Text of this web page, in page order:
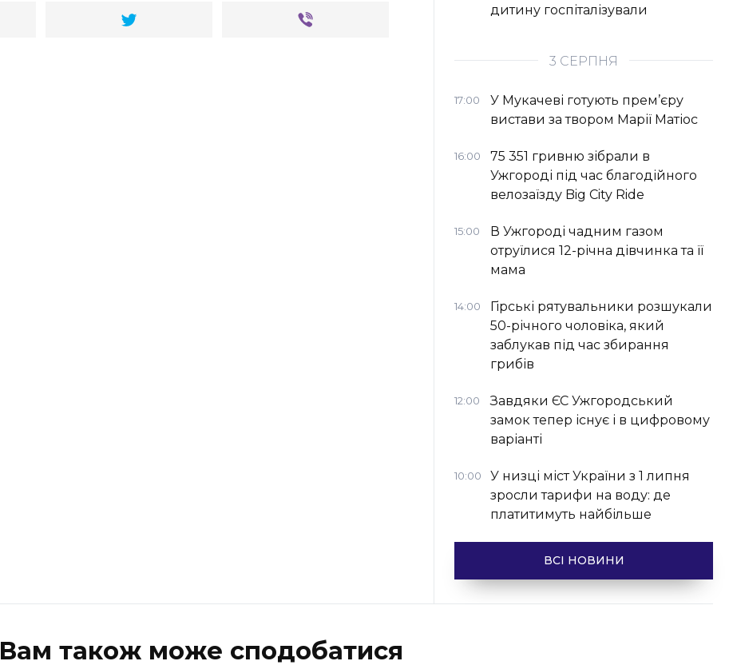
дитину госпіталізували
3 СЕРПНЯ
17:00
У Мукачеві готують прем’єру
вистави за твором Марії Матіос
16:00
75 351 гривню зібрали в
Ужгороді під час благодійного
велозаїзду Big Сity Ride
15:00
В Ужгороді чадним газом
отруїлися 12-річна дівчинка та її
мама
14:00
Гірські рятувальники розшукали
50-річного чоловіка, який
заблукав під час збирання
грибів
12:00
Завдяки ЄС Ужгородський
замок тепер існує і в цифровому
варіанті
10:00
У низці міст України з 1 липня
зросли тарифи на воду: де
платитимуть найбільше
ВСІ НОВИНИ
Вам також може сподобатися